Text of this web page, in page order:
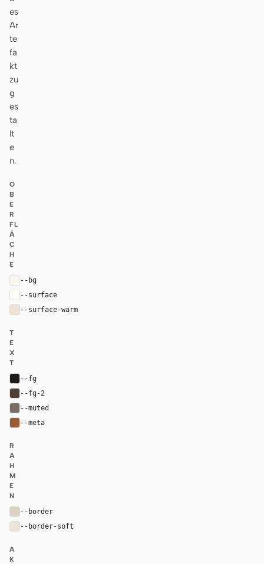
es
Ar
te
fa
kt
zu
g
es
ta
lt
e
n.
O
B
E
R
FL
Ä
C
H
E
--bg
--surface
--surface-warm
T
E
X
T
--fg
--fg-2
--muted
--meta
R
A
H
M
E
N
--border
--border-soft
A
K